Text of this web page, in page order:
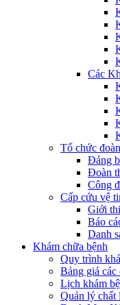
Các
Tổ chức
Đảng
Đoàn
Công
Cấp cứu vệ
Giới
Báo
Danh
Khám chữa bệnh
Quy trình
Bảng giá các
Lịch khám
Quản lý chất